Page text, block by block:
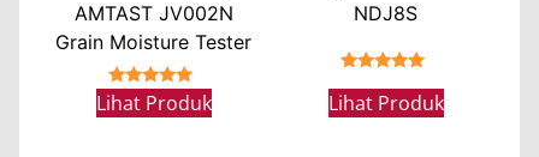
AMTAST JV002N
Grain Moisture Tester
★★★★★
Lihat Produk
NDJ8S
Lihat Produk